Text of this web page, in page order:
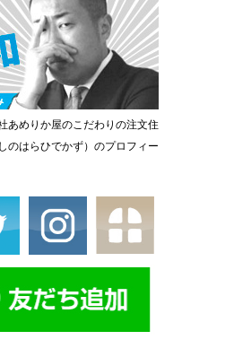
あめりか屋のこだわりの注文住
のはらひでかず）のプロフィー